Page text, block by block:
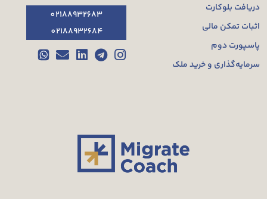
دریافت بلوکارت
اثبات تمکن مالی
پاسپورت دوم
سرمایه‌گذاری و خرید ملک
02188932683
02188932684